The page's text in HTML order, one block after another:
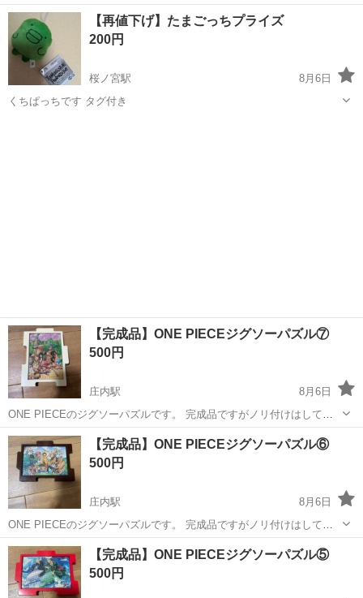
せん。 現物のお渡しとなります。 引っ越しに伴い精査し出品です。
もともと部屋に飾っていたものとなりますので ノークレーム、ノーリ
ターンでお願いします。
大阪 豊中市 庄内駅 パズル ジグソーパズル
【再値下げ】たまごっちプライズ
200円
桜ノ宮駅
8月6日
くちぱっちです タグ付き
【完成品】ONE PIECEジグソーパズル⑦
500円
庄内駅
8月6日
ONE PIECEのジグソーパズルです。 完成品ですがノリ付けはしてま
せん。 現物のお渡しとなります。 引っ越しに伴い精査し出品です。
もともと部屋に飾っていたものとなりますので ノークレーム、ノーリ
ターンでお願いします。
大阪 豊中市 庄内駅 ジグソーパズル
【完成品】ONE PIECEジグソーパズル⑥
500円
庄内駅
8月6日
ONE PIECEのジグソーパズルです。 完成品ですがノリ付けはしてま
せん。 現物のお渡しとなります。 引っ越しに伴い精査し出品です。
もともと部屋に飾っていたものとなりますので ノークレーム、ノーリ
ターンでお願いします。
大阪 豊中市 庄内駅 ジグソーパズル
【完成品】ONE PIECEジグソーパズル⑤
500円